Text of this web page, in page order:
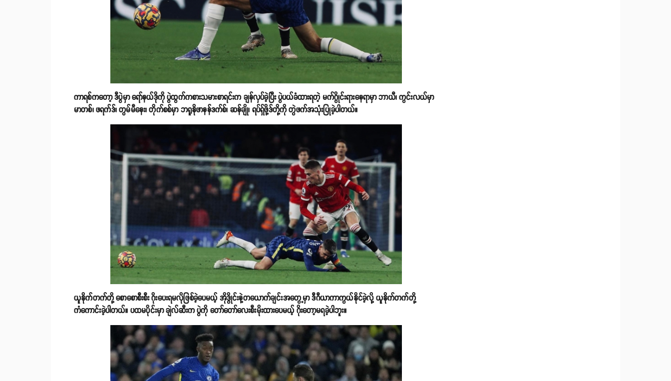
ကာရစ်ကတော့ ဒီပွဲမှာ ရော်နယ်ဒိုကို ပွဲထွက်ကစားသမားစာရင်းက ချန်လှပ်ခဲ့ပြီး ပွဲပယ်ခံထားရတဲ့ မက်ဂွိုင်းရားနေရာမှာ ဘာယီ၊ ကွင်းလယ်မှာ
မာတစ်၊ ဖရက်ဒ်၊ တွမ်မီနေး၊ တိုက်စစ်မှာ ဘရူနိုဖာနန်ဒက်စ်၊ ဆန်ချို၊ ရပ်ရှ်ဖို့ဒ်တို့ကို တွဲဖက်အသုံးပြုခဲ့ပါတယ်။
ယူနိုက်တက်တို့ စောစောစီးစီး ဂိုးပေးရမလိုဖြစ်ခဲ့ပေမယ့် အိုဒွိုင်းနဲ့တယောက်ချင်းအတွေ့မှာ ဒီဂီယာကာကွယ်နိုင်ခဲ့လို့ ယူနိုက်တက်တို့
ကံကောင်းခဲ့ပါတယ်။ ပထမပိုင်းမှာ ချဲလ်ဆီးက ပွဲကို တော်တော်လေးစီးမိုးထားပေမယ့် ဂိုးတော့မရခဲ့ပါဘူး။